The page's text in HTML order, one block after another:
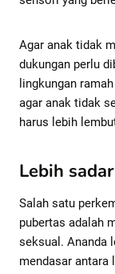
Agar anak tidak
dukungan perlu
lingkungan
agar anak tidak
harus lebih
Lebih
Salah satu
pubertas adalah
seksual. Ananda
mendasar antara